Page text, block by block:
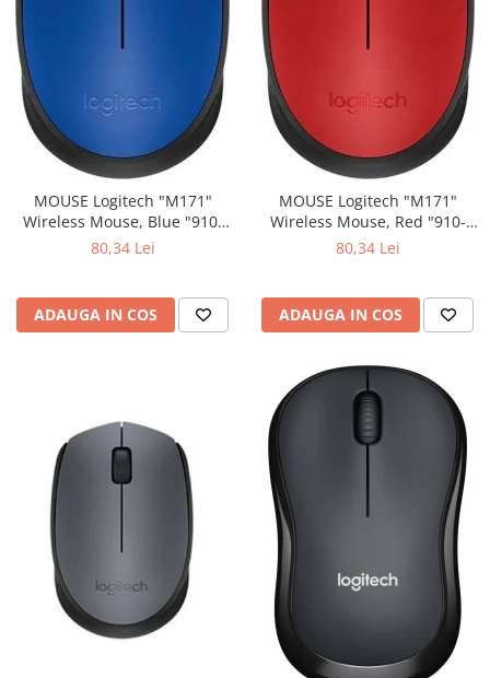
MOUSE Logitech "M171"
Wireless Mouse, Blue "910-
80,34 Lei
ADAUGA IN COS
MOUSE Logitech "M171"
Wireless Mouse, Red "910-
80,34 Lei
ADAUGA IN COS